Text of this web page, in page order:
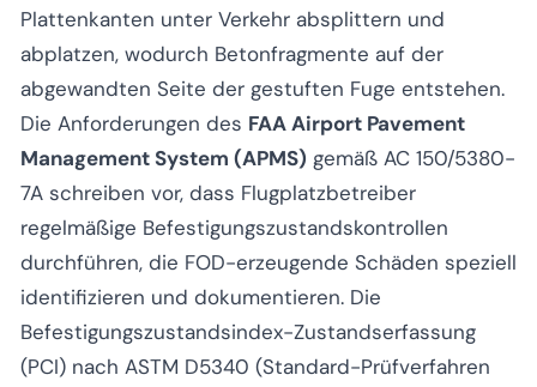
Plattenkanten unter Verkehr absplittern und
abplatzen, wodurch Betonfragmente auf der
abgewandten Seite der gestuften Fuge entstehen.
Die Anforderungen des FAA Airport Pavement
Management System (APMS) gemäß AC 150/5380-
7A schreiben vor, dass Flugplatzbetreiber
regelmäßige Befestigungszustandskontrollen
durchführen, die FOD-erzeugende Schäden speziell
identifizieren und dokumentieren. Die
Befestigungszustandsindex-Zustandserfassung
(PCI) nach ASTM D5340 (Standard-Prüfverfahren